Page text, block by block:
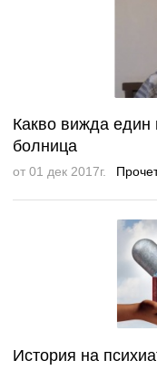
Какво вижда един
болница
от 01 дек 2017г.
История на